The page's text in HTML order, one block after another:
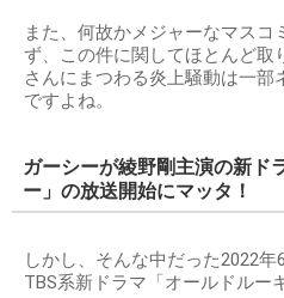
また、何故かメジャーなマスコ
ず、この件に関してほとんど取
さんにまつわる炎上騒動は一部
ですよね。
ガーシーが綾野剛主演の新ド
ー」の放送開始にマッタ！
しかし、そんな中だった2022
TBS系新ドラマ「オールドルー